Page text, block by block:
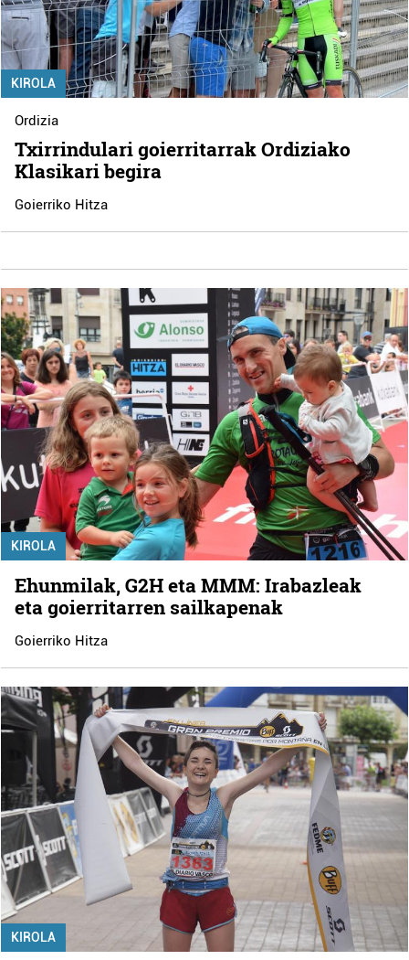
KIROLA
Ordizia
Txirrindulari goierritarrak Ordiziako
Klasikari begira
Goierriko Hitza
KIROLA
Ehunmilak, G2H eta MMM: Irabazleak
eta goierritarren sailkapenak
Goierriko Hitza
KIROLA